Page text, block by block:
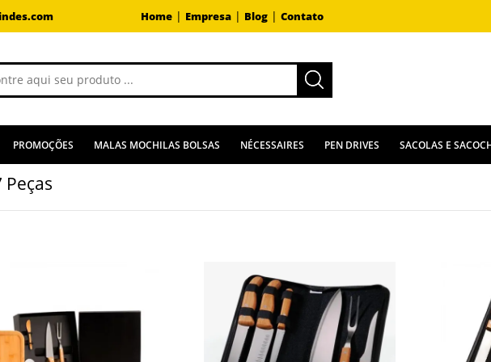
Home| Empresa| Blog| Contato
PROMOÇÕES MALAS MOCHILAS BOLSAS NÉCESSAIRES PEN DRIVES SACOLAS E
Peças